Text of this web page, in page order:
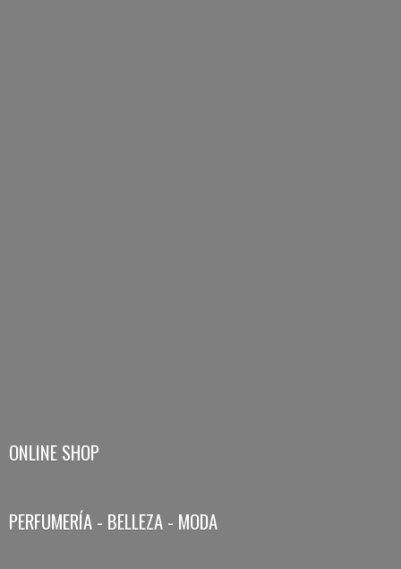
ONLINE SHOP
PERFUMERÍA - BELLEZA - MODA